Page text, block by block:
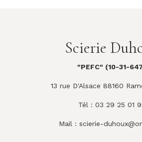
Scierie
"PEFC" (10-31-
13 rue D'Alsace 88160
Tél : 03 29 25 01
Mail : scierie-